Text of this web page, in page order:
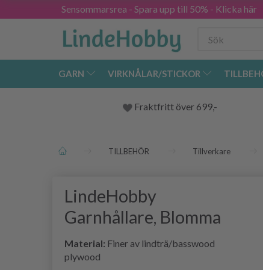
Sensommarsrea - Spara upp till 50% - Klicka här
GARN VIRKNÅLAR/STICKOR
Fraktfritt över 699,-
TILLBEHÖR Tillverkare
LindeHobby
Garnhållare, Blomma
Material: Finer av lindträ/basswood
plywood